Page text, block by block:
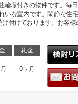
輪場付きの物件です。毎
いな室内です。閑静な住
付けております。お客様
礼金
0ヶ月